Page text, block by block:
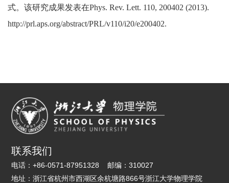
式。该研究成果发表在Phys. Rev. Lett. 110, 200402 (2013).
http://prl.aps.org/abstract/PRL/v110/i20/e200402.
联系我们
电话：+86-0571-87951328 邮编：310027
地址：浙江省杭州市西湖区余杭塘路866号浙江大学物理学院